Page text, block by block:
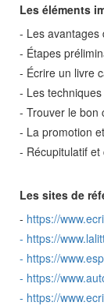
Les éléments
- Les avantages
- Étapes
- Écrire un livre
- Les
- Trouver le bon
- La promotion
- Récupitulatif
Les sites de
- https://
- https://
- https://
- https://
- https://